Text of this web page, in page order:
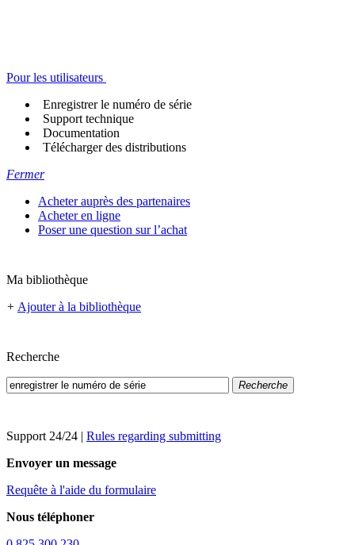
Pour les utilisateurs
Enregistrer le numéro de série
Support technique
Documentation
Télécharger des distributions
Fermer
Acheter auprès des partenaires
Acheter en ligne
Poser une question sur l’achat
Ma bibliothèque
+ Ajouter à la bibliothèque
Recherche
Recherche
Support 24/24 | Rules regarding submitting
Envoyer un message
Requête à l'aide du formulaire
Nous téléphoner